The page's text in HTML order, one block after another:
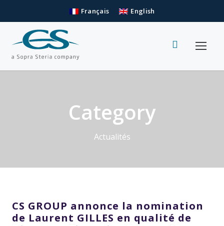
Français English
Category
Actualités
CS GROUP annonce la nomination
de Laurent GILLES en qualité de